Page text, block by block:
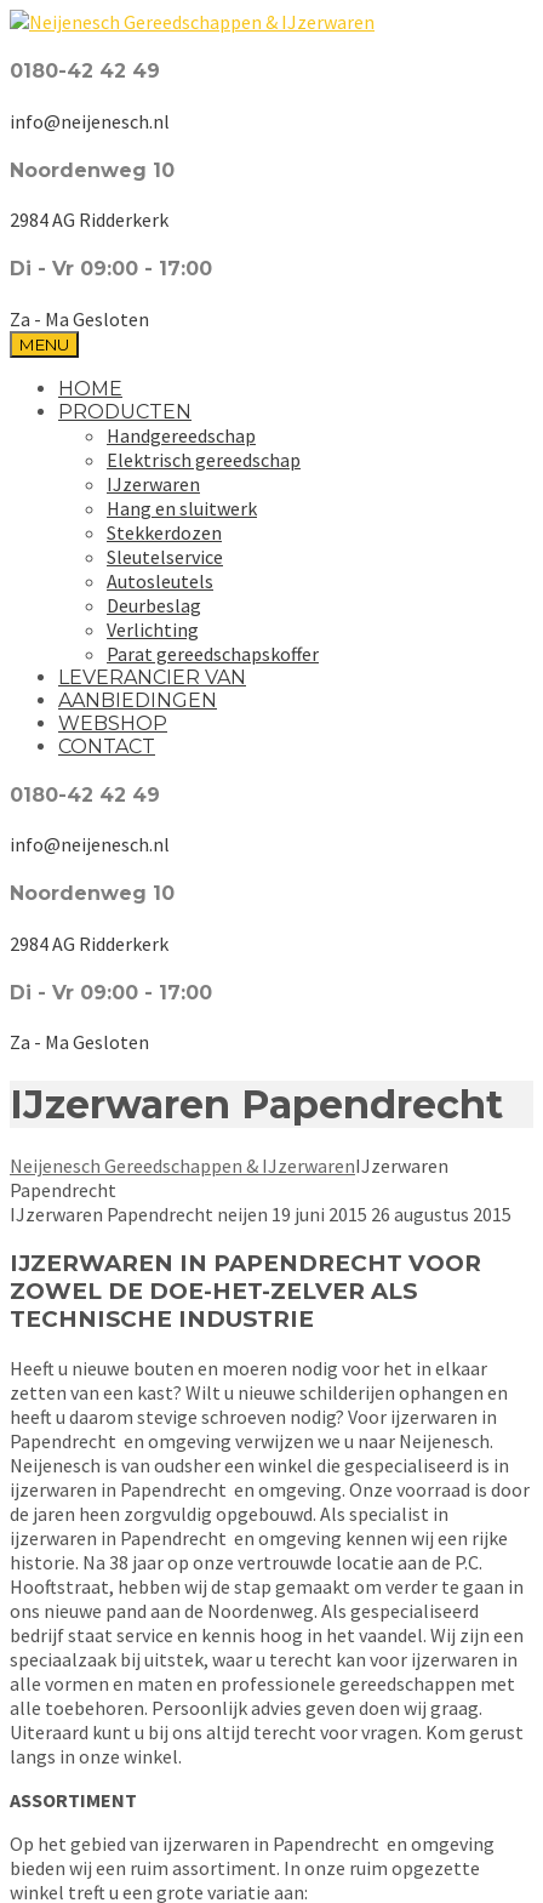
0180-42 42 49
info@neijenesch.nl
Noordenweg 10
2984 AG Ridderkerk
Di - Vr 09:00 - 17:00
Za - Ma Gesloten
MENU
HOME
PRODUCTEN
Handgereedschap
Elektrisch gereedschap
IJzerwaren
Hang en sluitwerk
Stekkerdozen
Sleutelservice
Autosleutels
Deurbeslag
Verlichting
Parat gereedschapskoffer
LEVERANCIER VAN
AANBIEDINGEN
WEBSHOP
CONTACT
0180-42 42 49
info@neijenesch.nl
Noordenweg 10
2984 AG Ridderkerk
Di - Vr 09:00 - 17:00
Za - Ma Gesloten
IJzerwaren Papendrecht
Neijenesch Gereedschappen & IJzerwarenIJzerwaren
Papendrecht
IJzerwaren Papendrecht neijen 19 juni 2015 26 augustus 2015
IJZERWAREN IN PAPENDRECHT VOOR
ZOWEL DE DOE-HET-ZELVER ALS
TECHNISCHE INDUSTRIE
Heeft u nieuwe bouten en moeren nodig voor het in elkaar
zetten van een kast? Wilt u nieuwe schilderijen ophangen en
heeft u daarom stevige schroeven nodig? Voor ijzerwaren in
Papendrecht en omgeving verwijzen we u naar Neijenesch.
Neijenesch is van oudsher een winkel die gespecialiseerd is in
ijzerwaren in Papendrecht en omgeving. Onze voorraad is door
de jaren heen zorgvuldig opgebouwd. Als specialist in
ijzerwaren in Papendrecht en omgeving kennen wij een rijke
historie. Na 38 jaar op onze vertrouwde locatie aan de P.C.
Hooftstraat, hebben wij de stap gemaakt om verder te gaan in
ons nieuwe pand aan de Noordenweg. Als gespecialiseerd
bedrijf staat service en kennis hoog in het vaandel. Wij zijn een
speciaalzaak bij uitstek, waar u terecht kan voor ijzerwaren in
alle vormen en maten en professionele gereedschappen met
alle toebehoren. Persoonlijk advies geven doen wij graag.
Uiteraard kunt u bij ons altijd terecht voor vragen. Kom gerust
langs in onze winkel.
ASSORTIMENT
Op het gebied van ijzerwaren in Papendrecht en omgeving
bieden wij een ruim assortiment. In onze ruim opgezette
winkel treft u een grote variatie aan: